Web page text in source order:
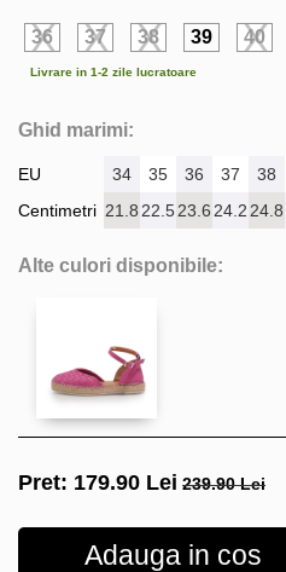
36 37 38 39 40
Livrare in 1-2 zile lucratoare
Ghid marimi:
EU
Centimetri
34 35 36 37 38
21.8 22.523.6 24.2 24.8
Alte culori disponibile:
Pret: 179.90 Lei 239.90 Lei
Adauga in cos